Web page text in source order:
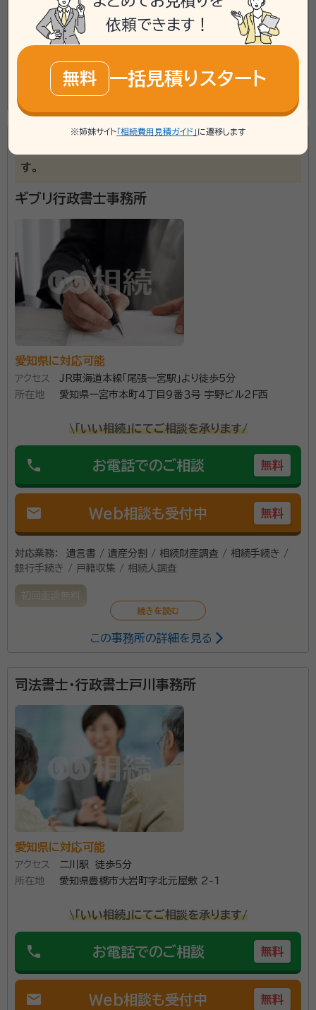
対応業務： 遺言書 / 遺産分割 / 相続財産調査 / 相続手続き /
銀行手続き / 戸籍収集 / 相続人調査
初回面談無料
事務所口コミ（抜粋）：
account_circle 満足度 5.0 ご利用時期：2022/1
この事務所の詳細を見る
す。
ギブリ行政書士事務所
愛知県に対応可能
アクセス
JR東海道本線「尾張一宮駅」より徒歩5分
所在地
愛知県一宮市本町４丁目９番３号 宇野ビル２Ｆ西
\「いい相続」にてご相談を承ります/
phone お電話でのご相談 無料
mail Web相談も受付中 無料
対応業務：
遺言書 / 遺産分割 / 相続財産調査 / 相続手続き /
銀行手続き / 戸籍収集 / 相続人調査
初回面談無料
遺産分割協議書作成や遺言書作成、その他相続に関し
のご提案をして参ります。
この事務所の詳細を見る
司法書士・行政書士戸川事務所
愛知県に対応可能
アクセス
二川駅 徒歩5分
所在地
愛知県豊橋市大岩町字北元屋敷 2-1
\「いい相続」にてご相談を承ります/
phone お電話でのご相談 無料
mail Web相談も受付中 無料
依頼できます！
無料 一括見積りスタート
※姉妹サイト 「相続費用見積ガイド」 に遷移します